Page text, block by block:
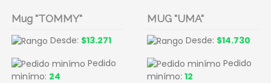
Mug "TOMMY"
Desde: $13.271
Pedido
minímo: 24
MUG "UMA"
Desde: $14.730
Pedido
minímo: 12